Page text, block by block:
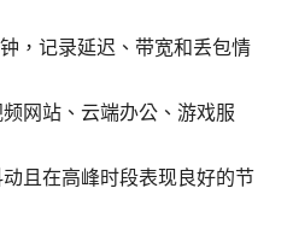
，记录延迟、带宽和丢包情
网站、云端办公、游戏服
且在高峰时段表现良好的节